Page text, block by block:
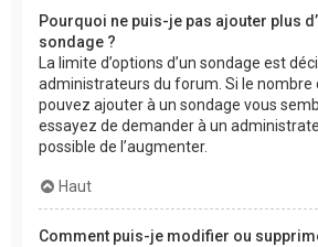
Pourquoi ne puis-je pas ajouter plus
sondage ?
La limite d’options d’un sondage est
administrateurs du forum. Si le nombre
pouvez ajouter à un sondage vous
essayez de demander à un
possible de l’augmenter.
Haut
Comment puis-je modifier ou